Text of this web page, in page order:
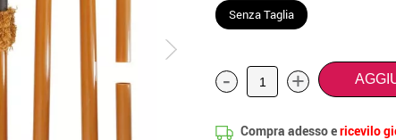
Senza Taglia
- +
Compra adesso ericevilo